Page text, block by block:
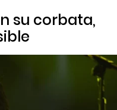
su corbata,